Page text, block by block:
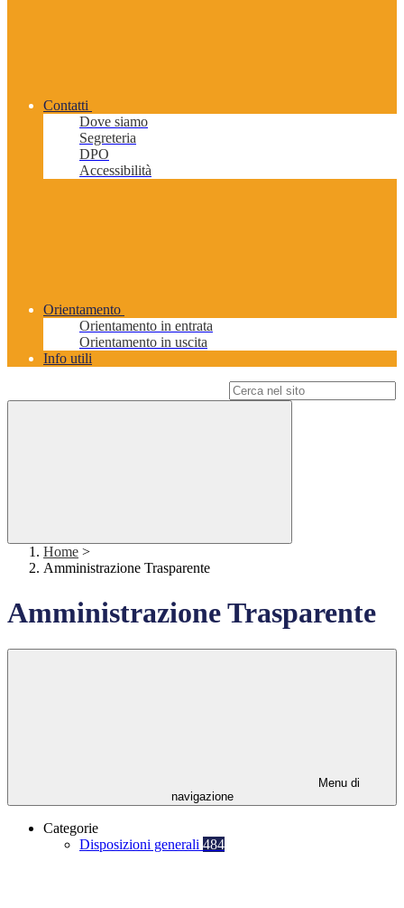
Contatti
Dove siamo
Segreteria
DPO
Accessibilità
Orientamento
Orientamento in entrata
Orientamento in uscita
Info utili
Home >
Amministrazione Trasparente
Amministrazione Trasparente
Menu di
navigazione
Categorie
Disposizioni generali 484